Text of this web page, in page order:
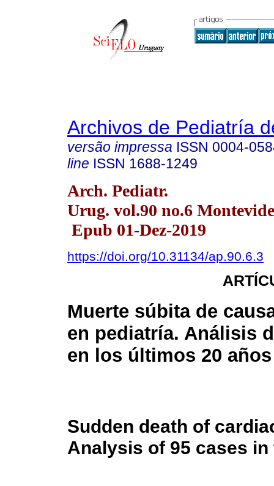
Archivos de Pediatría
versão impressa ISSN 0004-
line ISSN 1688-1249
Arch. Pediatr.
Urug. vol.90 no.6
Epub 01-Dez-2019
https://doi.org/10.31134/ap.90.6.3
Muerte súbita de
en pediatría. Análisis
en los últimos 20 años
Sudden death of
Analysis of 95 cases